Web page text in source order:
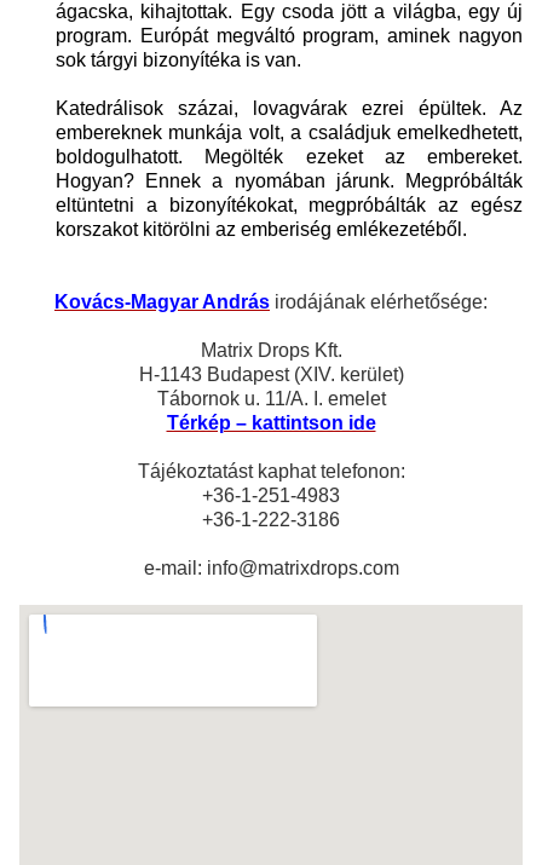
ágacska, kihajtottak. Egy csoda jött a világba, egy új
program. Európát megváltó program, aminek nagyon
sok tárgyi bizonyítéka is van.
Katedrálisok százai, lovagvárak ezrei épültek. Az
embereknek munkája volt, a családjuk emelkedhetett,
boldogulhatott. Megölték ezeket az embereket.
Hogyan? Ennek a nyomában járunk. Megpróbálták
eltüntetni a bizonyítékokat, megpróbálták az egész
korszakot kitörölni az emberiség emlékezetéből.
Kovács-Magyar András irodájának elérhetősége:
Matrix Drops Kft.
H-1143 Budapest (XIV. kerület)
Tábornok u. 11/A. I. emelet
Térkép – kattintson ide
Tájékoztatást kaphat telefonon:
+36-1-251-4983
+36-1-222-3186
e-mail: info@matrixdrops.com